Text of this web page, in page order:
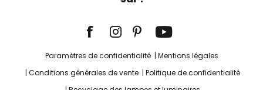
Paramètres de confidentialité
Mentions légales
Conditions générales de vente
Politique de confidentialité